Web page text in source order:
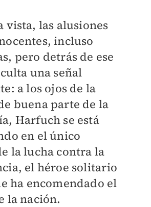
vista, las alusiones
incluso
pero detrás de ese
una señal
a los ojos de la
buena parte de la
Harfuch se está
en el único
la lucha contra la
el héroe solitario
ha encomendado el
la nación.